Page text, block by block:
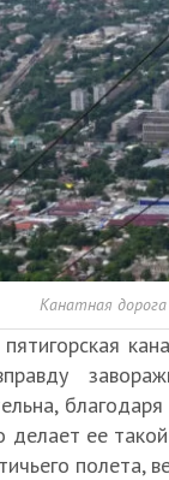
Канатная
делает ее
полета,